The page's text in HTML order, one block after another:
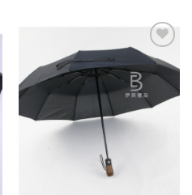
Add to
wishlist